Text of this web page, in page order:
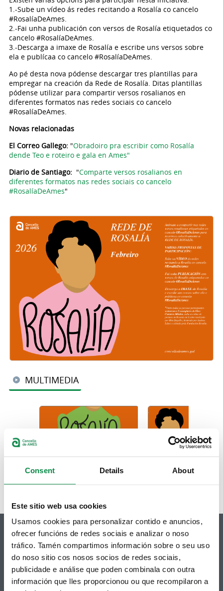
Consent Details About
Este sitio web usa cookies
Usamos cookies para personalizar contido e anuncios,
ofrecer funcións de redes sociais e analizar o noso
tráfico. Tamén compartimos información sobre o seu uso
do noso sitio cos nosos socios de redes sociais,
publicidade e análise que poden combinala con outra
información que lles proporcionou ou que recompilaron a
1.-Sube un vídeo ás redes recitando a Rosalía co cancelo
#RosalíaDeAmes.
2.-Fai unha publicación con versos de Rosalía etiquetados co
cancelo #RosalíaDeAmes.
3.-Descarga a imaxe de Rosalía e escribe uns versos sobre
ela e publícaa co cancelo #RosalíaDeAmes.
Ao pé desta nova pódense descargar tres plantillas para
empregar na creación da Rede de Rosalía. Ditas plantillas
pódense utilizar para compartir versos rosalianos en
diferentes formatos nas redes sociais co cancelo
#RosalíaDeAmes.
Novas relacionadas
El Correo Gallego: "Obradoiro pra escribir como Rosalía
dende Teo e roteiro e gala en Ames"
Diario de Santiago: "Comparte versos rosalianos en
diferentes formatos nas redes sociais co cancelo
#RosalíaDeAmes"
MULTIMEDIA
© Concello de Ames
Praza do Concello, 2 |15220
Bertamiráns (Ames)